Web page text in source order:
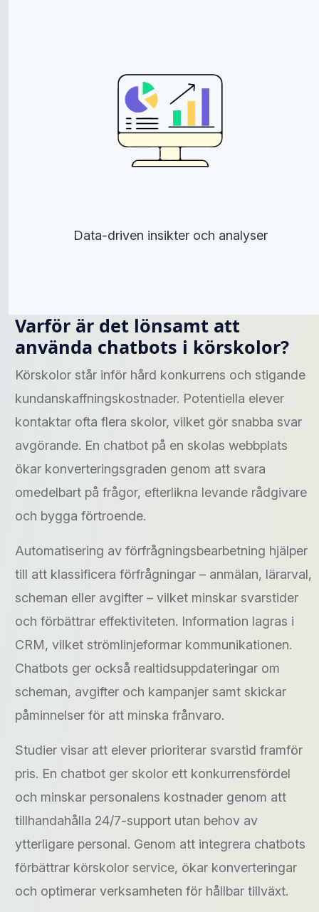
Data-driven insikter och analyser
Varför är det lönsamt att
använda chatbots i körskolor?
Körskolor står inför hård konkurrens och stigande
kundanskaffningskostnader. Potentiella elever
kontaktar ofta flera skolor, vilket gör snabba svar
avgörande. En chatbot på en skolas webbplats
ökar konverteringsgraden genom att svara
omedelbart på frågor, efterlikna levande rådgivare
och bygga förtroende.
Automatisering av förfrågningsbearbetning hjälper
till att klassificera förfrågningar – anmälan, lärarval,
scheman eller avgifter – vilket minskar svarstider
och förbättrar effektiviteten. Information lagras i
CRM, vilket strömlinjeformar kommunikationen.
Chatbots ger också realtidsuppdateringar om
scheman, avgifter och kampanjer samt skickar
påminnelser för att minska frånvaro.
Studier visar att elever prioriterar svarstid framför
pris. En chatbot ger skolor ett konkurrensfördel
och minskar personalens kostnader genom att
tillhandahålla 24/7-support utan behov av
ytterligare personal. Genom att integrera chatbots
förbättrar körskolor service, ökar konverteringar
och optimerar verksamheten för hållbar tillväxt.